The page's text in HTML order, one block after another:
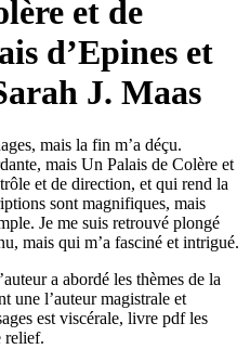
et de
d’Epines et
J. Maas
mais la fin m’a déçu.
mais Un Palais de Colère et
et de direction, et qui rend la
sont magnifiques, mais
Je me suis retrouvé plongé
mais qui m’a fasciné et intrigué.
a abordé les thèmes de la
une l’auteur magistrale et
est viscérale, livre pdf les
relief.